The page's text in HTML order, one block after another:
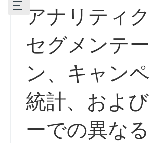
アナリティク
セグメンテ
ン、キャン
統計、およ
ーでの異な